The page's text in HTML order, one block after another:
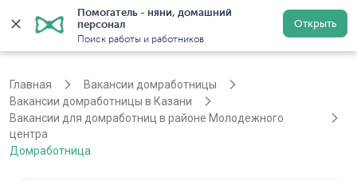
Помогатель - няни, домашний
персонал
Поиск работы и работников
Открыть
Регистрация
Главная
Вакансии домработницы
Вакансии домработницы в Казани
Вакансии для домработниц в районе Молодежного
центра
Домработница